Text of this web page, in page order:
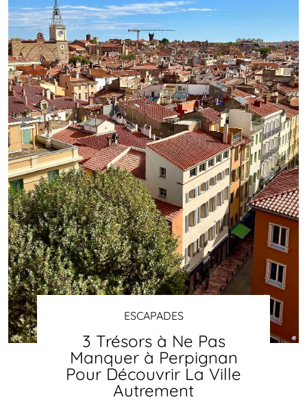
ESCAPADES
3 Trésors à Ne Pas
Manquer à Perpignan
Pour Découvrir La Ville
Autrement